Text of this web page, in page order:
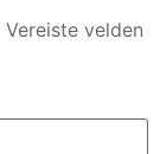
Vereiste velden